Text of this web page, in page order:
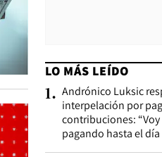
LO MÁS LEÍDO
1. Andrónico Luksic
interpelación por
contribuciones: “Voy
pagando hasta el